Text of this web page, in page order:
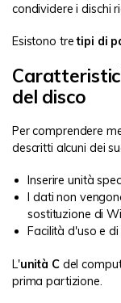
condividere i dischi
Esistono tretipi di
del disco
Per comprendere
descritti alcuni dei
Inserire unità
I dati non
sostituzione di
Facilità d'uso e
L'unità Cdel
prima partizione.